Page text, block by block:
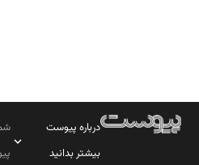
درباره پیوست
بیشتر بدانید